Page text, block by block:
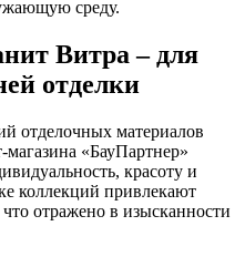
среду.
Витра – для
отделки
отделочных материалов
магазина «БауПартнер»
красоту и
коллекций привлекают
отражено в изысканности